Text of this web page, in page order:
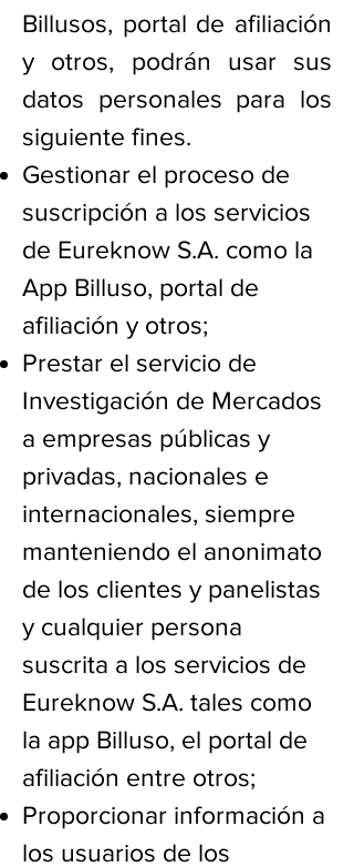
Billusos, portal de afiliación
y otros, podrán usar sus
datos personales para los
siguiente fines.
Gestionar el proceso de
suscripción a los servicios
de Eureknow S.A. como la
App Billuso, portal de
afiliación y otros;
Prestar el servicio de
Investigación de Mercados
a empresas públicas y
privadas, nacionales e
internacionales, siempre
manteniendo el anonimato
de los clientes y panelistas
y cualquier persona
suscrita a los servicios de
Eureknow S.A. tales como
la app Billuso, el portal de
afiliación entre otros;
Proporcionar información a
los usuarios de los